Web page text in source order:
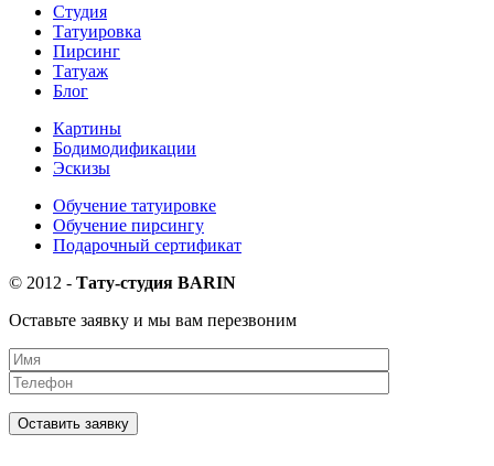
Студия
Татуировка
Пирсинг
Татуаж
Блог
Картины
Бодимодификации
Эскизы
Обучение татуировке
Обучение пирсингу
Подарочный сертификат
© 2012 - Тату-студия BARIN
Оставьте заявку и мы вам перезвоним
Оставить заявку